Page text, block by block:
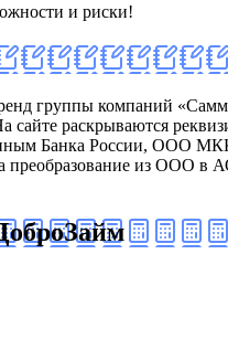
и риски!
группы компаний
сайте раскрываются
Банка России, ООО МКК
преобразование из ООО в